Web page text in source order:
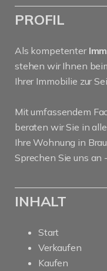
PROFIL
Als kompetenter
stehen wir Ihnen
Ihrer Immobilie zur
Mit umfassendem
beraten wir Sie in
Ihre Wohnung in
Sprechen Sie uns an
INHALT
Start
Verkaufen
Kaufen